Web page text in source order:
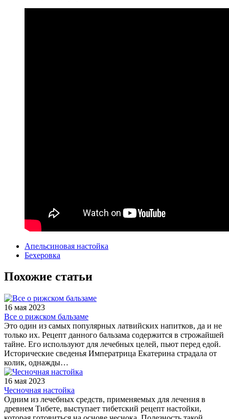
Апельсиновая настойка
Бехеровка
Похожие статьи
16 мая 2023
Все о рижском бальзаме
Это один из самых популярных латвийских напитков, да и не
только их. Рецепт данного бальзама содержится в строжайшей
тайне. Его используют для лечебных целей, пьют перед едой.
Исторические сведенья Императрица Екатерина страдала от
колик, однажды…
16 мая 2023
Чесночная настойка
Одним из лечебных средств, применяемых для лечения в
древнем Тибете, выступает тибетский рецепт настойки,